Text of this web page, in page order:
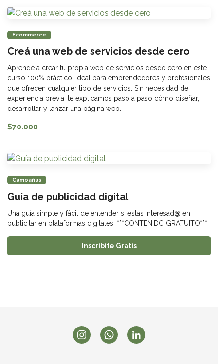
Ecommerce
Creá una web de servicios desde cero
Aprendé a crear tu propia web de servicios desde cero en este
curso 100% práctico, ideal para emprendedores y profesionales
que ofrecen cualquier tipo de servicios. Sin necesidad de
experiencia previa, te explicamos paso a paso cómo diseñar,
desarrollar y lanzar una página web.
$70.000
Campañas
Guía de publicidad digital
Una guía simple y fácil de entender si estas interesad@ en
publicitar en plataformas digitales. ***CONTENIDO GRATUITO***
Inscribite Gratis